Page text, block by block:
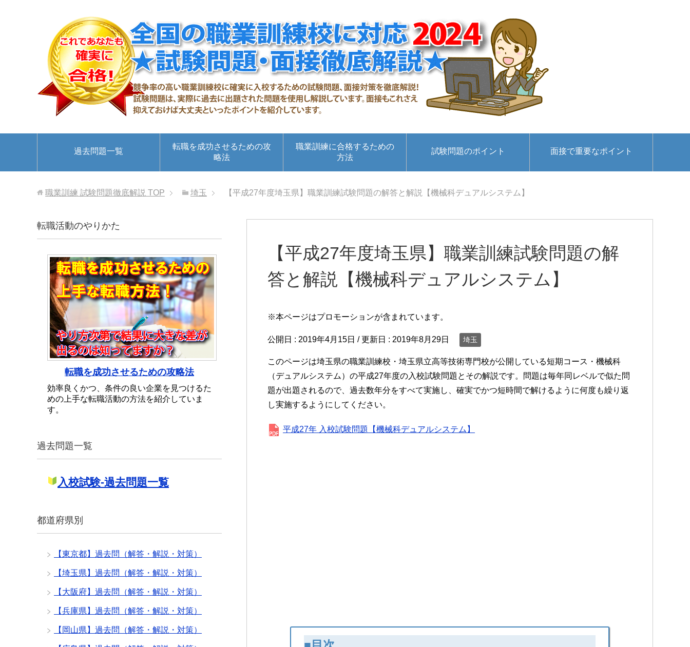
過去問題一覧
転職を成功させるための攻
略法
職業訓練に合格するための
方法
試験問題のポイント 面接で重要なポイント
職業訓練 試験問題徹底解説 TOP 埼玉 【平成27年度埼玉県】職業訓練試験問題の解答と解説【機械科デュアルシステム】
【平成27年度埼玉県】職業訓練試験問題の解
答と解説【機械科デュアルシステム】
※本ページはプロモーションが含まれています。
公開日 : 2019年4月15日 / 更新日 : 2019年8月29日 埼玉
このページは埼玉県の職業訓練校・埼玉県立高等技術専門校が公開している短期コース・機械科
（デュアルシステム）の平成27年度の入校試験問題とその解説です。問題は毎年同レベルで似た問
題が出題されるので、過去数年分をすべて実施し、確実でかつ短時間で解けるように何度も繰り返
し実施するようにしてください。
平成27年 入校試験問題【機械科デュアルシステム】
転職活動のやりかた
転職を成功させるための攻略法
効率良くかつ、条件の良い企業を見つけるた
めの上手な転職活動の方法を紹介していま
す。
過去問題一覧
入校試験-過去問題一覧
都道府県別
【東京都】過去問（解答・解説・対策）
【埼玉県】過去問（解答・解説・対策）
【大阪府】過去問（解答・解説・対策）
【兵庫県】過去問（解答・解説・対策）
【岡山県】過去問（解答・解説・対策）